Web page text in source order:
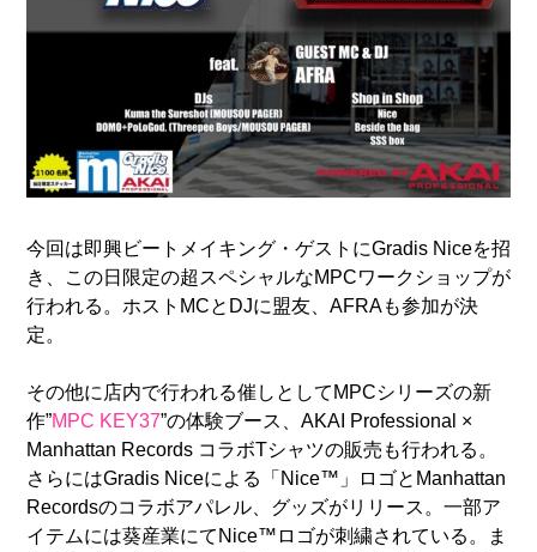
今回は即興ビートメイキング・ゲストにGradis Niceを招
き、この日限定の超スペシャルなMPCワークショップが
行われる。ホストMCとDJに盟友、AFRAも参加が決
定。
その他に店内で行われる催しとしてMPCシリーズの新
作”MPC KEY37”の体験ブース、AKAI Professional ×
Manhattan Records コラボTシャツの販売も行われる。
さらにはGradis Niceによる「Nice™」ロゴとManhattan
Recordsのコラボアパレル、グッズがリリース。一部ア
イテムには葵産業にてNice™ロゴが刺繍されている。ま